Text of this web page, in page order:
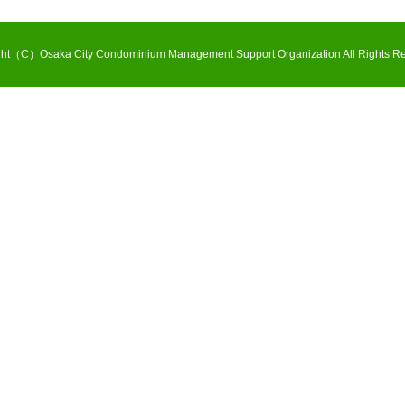
（C）Osaka City Condominium Management Support Organization All Rights